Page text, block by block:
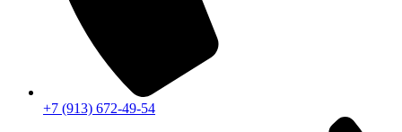
+7 (913) 672-49-54